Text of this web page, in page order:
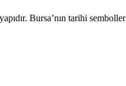
Bursa’nın tarihi